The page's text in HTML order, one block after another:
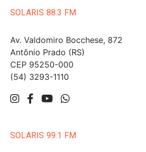
SOLARIS 88.3 FM
Av. Valdomiro Bocchese, 872
Antônio Prado (RS)
CEP 95250-000
(54) 3293-1110
SOLARIS 99.1 FM